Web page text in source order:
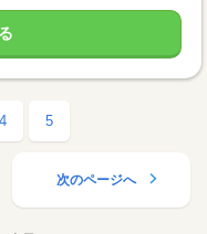
4 5
次のページへ